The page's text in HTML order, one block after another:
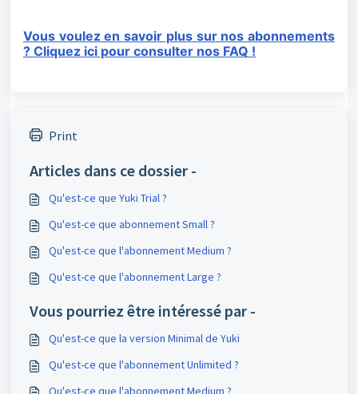
Vous voulez en savoir plus sur nos abonnements
? Cliquez ici pour consulter nos FAQ !
Print
Articles dans ce dossier -
Qu'est-ce que Yuki Trial ?
Qu'est-ce que abonnement Small ?
Qu'est-ce que l'abonnement Medium ?
Qu'est-ce que l'abonnement Large ?
Vous pourriez être intéressé par -
Qu'est-ce que la version Minimal de Yuki
Qu'est-ce que l'abonnement Unlimited ?
Qu'est-ce que l'abonnement Medium ?